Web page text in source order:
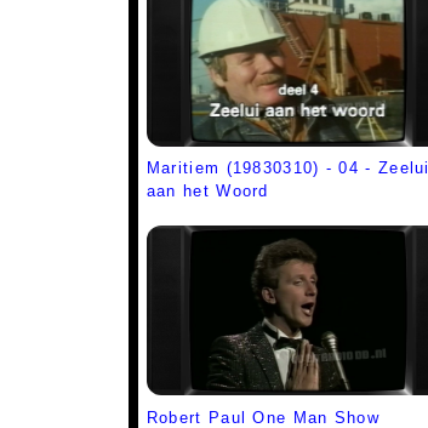
Maritiem (19830310) - 04 - Zeelui
aan het Woord
Robert Paul One Man Show